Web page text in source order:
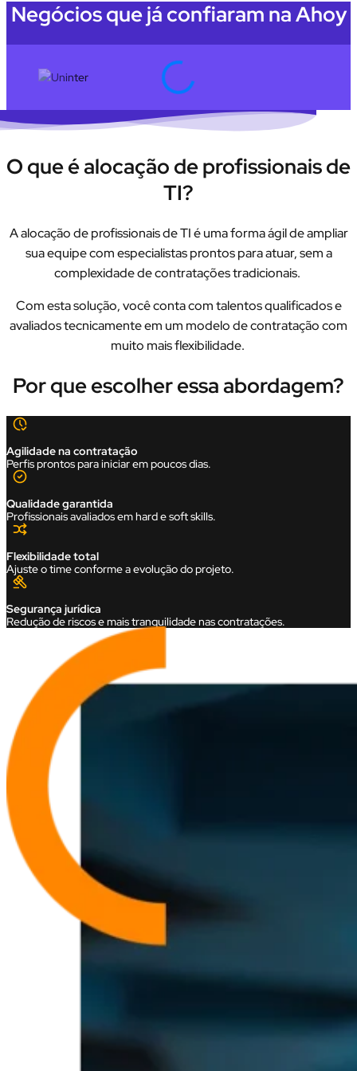
Negócios que já confiaram na Ahoy
O que é alocação de profissionais de
TI?
A alocação de profissionais de TI é uma forma ágil de ampliar
sua equipe com especialistas prontos para atuar, sem a
complexidade de contratações tradicionais.
Com esta solução, você conta com talentos qualificados e
avaliados tecnicamente em um modelo de contratação com
muito mais flexibilidade.
Por que escolher essa abordagem?
Agilidade na contratação
Perfis prontos para iniciar em poucos dias.
Qualidade garantida
Profissionais avaliados em hard e soft skills.
Flexibilidade total
Ajuste o time conforme a evolução do projeto.
Segurança jurídica
Redução de riscos e mais tranquilidade nas contratações.